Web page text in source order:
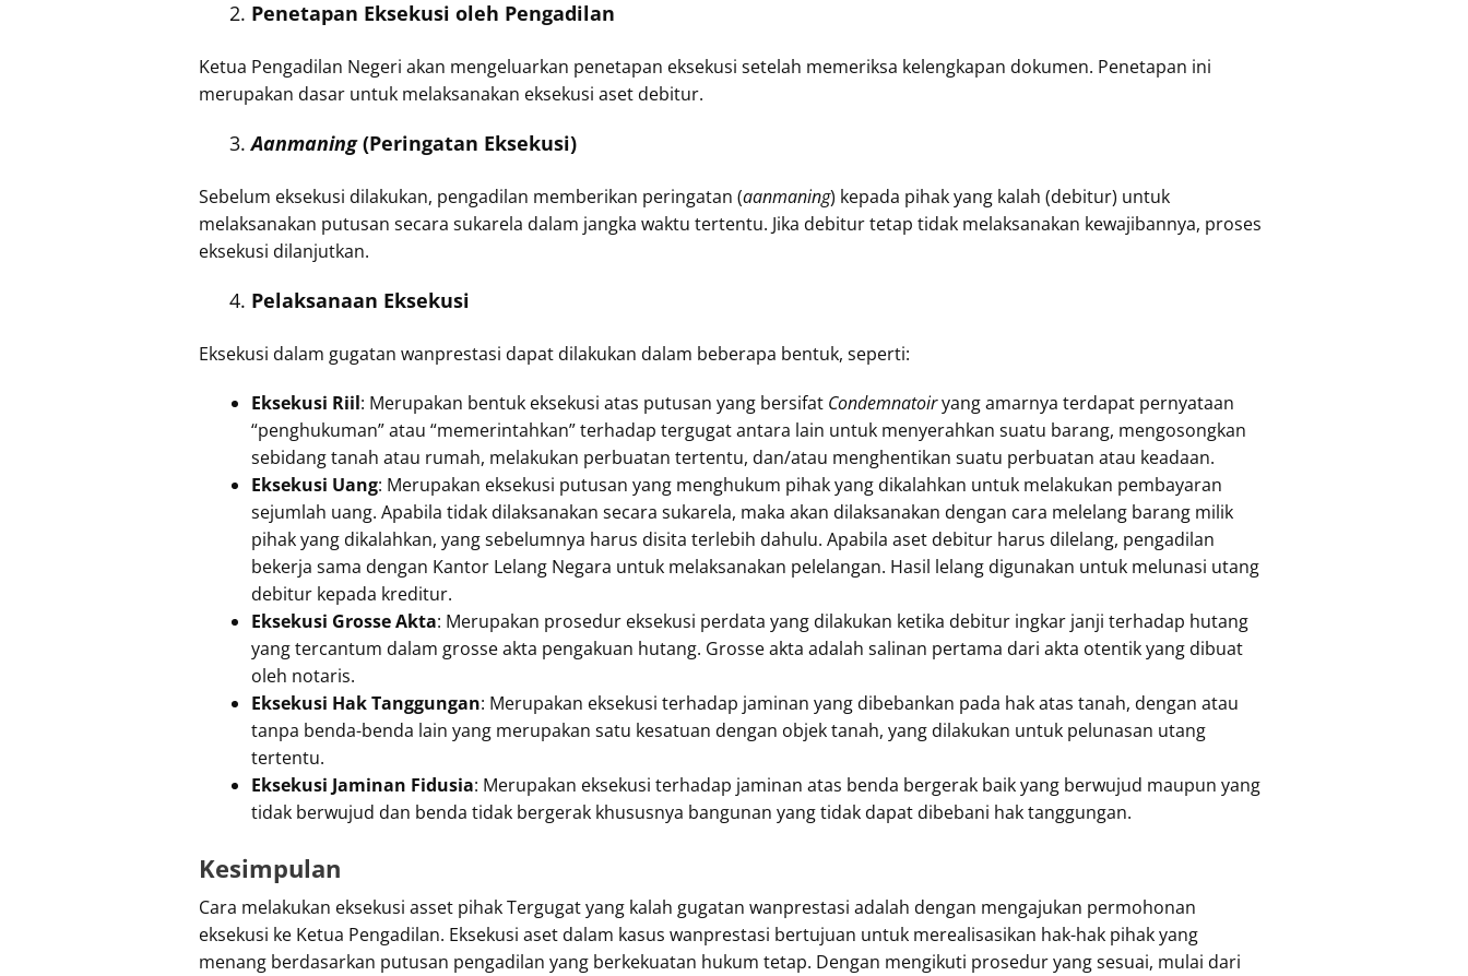
Penetapan Eksekusi oleh Pengadilan
Ketua Pengadilan Negeri akan mengeluarkan penetapan eksekusi setelah memeriksa kelengkapan dokumen. Penetapan ini
merupakan dasar untuk melaksanakan eksekusi aset debitur.
Aanmaning(Peringatan Eksekusi)
Sebelum eksekusi dilakukan, pengadilan memberikan peringatan (aanmaning) kepada pihak yang kalah (debitur) untuk
melaksanakan putusan secara sukarela dalam jangka waktu tertentu. Jika debitur tetap tidak melaksanakan kewajibannya, proses
eksekusi dilanjutkan.
Pelaksanaan Eksekusi
Eksekusi dalam gugatan wanprestasi dapat dilakukan dalam beberapa bentuk, seperti:
Eksekusi Riil: Merupakan bentuk eksekusi atas putusan yang bersifat Condemnatoiryang amarnya terdapat pernyataan
“penghukuman” atau “memerintahkan” terhadap tergugat antara lain untuk menyerahkan suatu barang, mengosongkan
sebidang tanah atau rumah, melakukan perbuatan tertentu, dan/atau menghentikan suatu perbuatan atau keadaan.
Eksekusi Uang: Merupakan eksekusi putusan yang menghukum pihak yang dikalahkan untuk melakukan pembayaran
sejumlah uang. Apabila tidak dilaksanakan secara sukarela, maka akan dilaksanakan dengan cara melelang barang milik
pihak yang dikalahkan, yang sebelumnya harus disita terlebih dahulu. Apabila aset debitur harus dilelang, pengadilan
bekerja sama dengan Kantor Lelang Negara untuk melaksanakan pelelangan. Hasil lelang digunakan untuk melunasi utang
debitur kepada kreditur.
Eksekusi Grosse Akta: Merupakan prosedur eksekusi perdata yang dilakukan ketika debitur ingkar janji terhadap hutang
yang tercantum dalam grosse akta pengakuan hutang. Grosse akta adalah salinan pertama dari akta otentik yang dibuat
oleh notaris.
Eksekusi Hak Tanggungan: Merupakan eksekusi terhadap jaminan yang dibebankan pada hak atas tanah, dengan atau
tanpa benda-benda lain yang merupakan satu kesatuan dengan objek tanah, yang dilakukan untuk pelunasan utang
tertentu.
Eksekusi Jaminan Fidusia: Merupakan eksekusi terhadap jaminan atas benda bergerak baik yang berwujud maupun yang
tidak berwujud dan benda tidak bergerak khususnya bangunan yang tidak dapat dibebani hak tanggungan.
Kesimpulan
Cara melakukan eksekusi asset pihak Tergugat yang kalah gugatan wanprestasi adalah dengan mengajukan permohonan
eksekusi ke Ketua Pengadilan. Eksekusi aset dalam kasus wanprestasi bertujuan untuk merealisasikan hak-hak pihak yang
menang berdasarkan putusan pengadilan yang berkekuatan hukum tetap. Dengan mengikuti prosedur yang sesuai, mulai dari